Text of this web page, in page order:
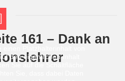
161 – Dank an
einen Platzhalterinhalt von
den eigentlichen Inhalt
Sie auf die Schaltfläche